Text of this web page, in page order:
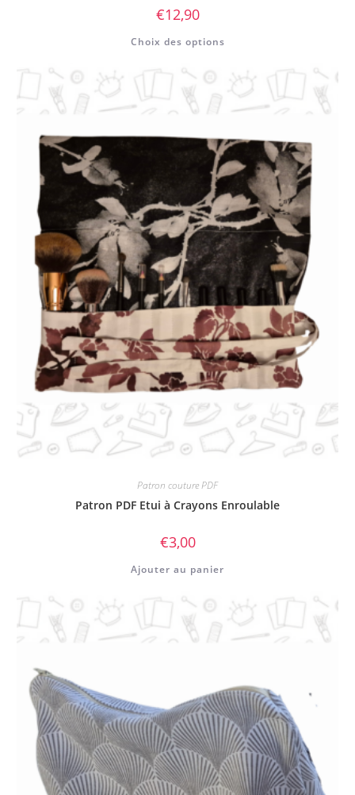
€12,90
Choix des options
Patron couture PDF
Patron PDF Etui à Crayons Enroulable
€3,00
Ajouter au panier